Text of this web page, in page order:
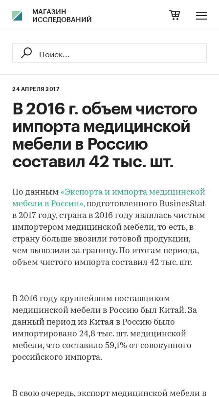
МАГАЗИН
ИССЛЕДОВАНИЙ
24 АПРЕЛЯ 2017
В 2016 г. объем чистого
импорта медицинской
мебели в Россию
составил 42 тыс. шт.
По данным «Экспорта и импорта медицинской
мебели в России»,подготовленного BusinesStat
в 2017 году, страна в 2016 году являлась чистым
импортером медицинской мебели, то есть, в
страну больше ввозили готовой продукции,
чем вывозили за границу. По итогам периода,
объем чистого импорта составил 42 тыс. шт.
В 2016 году крупнейшим поставщиком
медицинской мебели в Россию был Китай. За
данный период из Китая в Россию было
импортировано 24,8 тыс. шт. медицинской
мебели, что составило 59,1% от совокупного
российского импорта.
В свою очередь, экспорт медицинской мебели в